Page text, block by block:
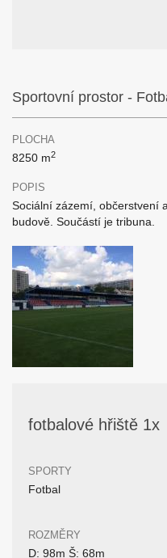
Sportovní prostor -
PLOCHA
8250 m2
POPIS
Sociální zázemí, občerstvení
budově. Součástí je tribuna.
fotbalové hřiště 1x
SPORTY
Fotbal
ROZMĚRY
D: 98m Š: 68m